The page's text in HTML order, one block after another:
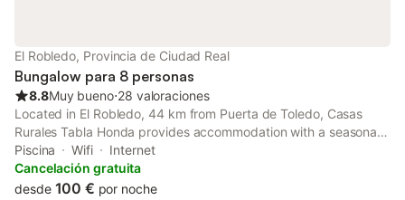
El Robledo, Provincia de Ciudad Real
Bungalow para 8 personas
8.8Muy bueno⋅28 valoraciones
Located in El Robledo, 44 km from Puerta de Toledo, Casas
Rurales Tabla Honda provides accommodation with a seasonal
outdoor swimming pool, free private parking, a garden and a
terrace.
Piscina Wifi
Internet
Cancelación gratuita
desde 100 € por noche